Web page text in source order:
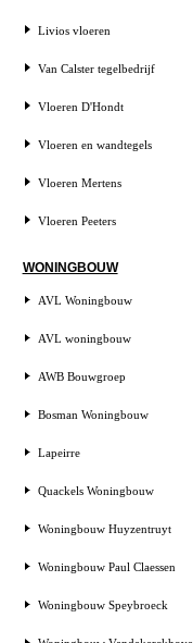
Livios vloeren
Van Calster tegelbedrijf
Vloeren D'Hondt
Vloeren en wandtegels
Vloeren Mertens
Vloeren Peeters
WONINGBOUW
AVL Woningbouw
AVL woningbouw
AWB Bouwgroep
Bosman Woningbouw
Lapeirre
Quackels Woningbouw
Woningbouw Huyzentruyt
Woningbouw Paul Claessen
Woningbouw Speybroeck